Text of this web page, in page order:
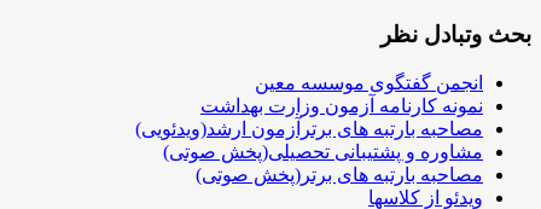
بحث وتبادل نظر
انجمن گفتگوی موسسه معین
نمونه کارنامه آزمون وزارت بهداشت
مصاحبه بارتبه های برترآزمون ارشد(ویدئویی)
مشاوره و پشتیبانی تحصیلی(پخش صوتی)
مصاحبه بارتبه های برتر(پخش صوتی)
ویدئو از کلاسها